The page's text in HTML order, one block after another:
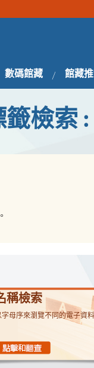
數碼館藏 館藏
檢索
稱檢索
字母序來瀏覽不同的電子資